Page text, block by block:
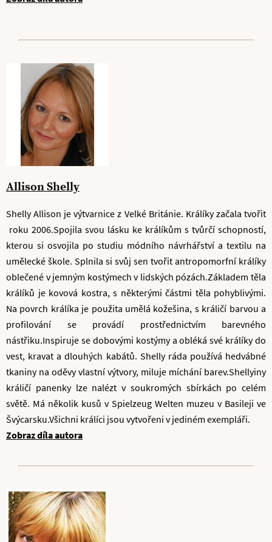
Allison Shelly
Shelly Allison je výtvarnice z Velké Británie. Králíky začala tvořit
roku 2006.Spojila svou lásku ke králíkům s tvůrčí schopností,
kterou si osvojila po studiu módního návrhářství a textilu na
umělecké škole. Splnila si svůj sen tvořit antropomorfní králíky
oblečené v jemným kostýmech v lidských pózách.Základem těla
králíků je kovová kostra, s některými částmi těla pohyblivými .
Na povrch králíka je použita umělá kožešina, s králičí barvou a
profilování se provádí prostřednictvím barevného
nástřiku.Inspiruje se dobovými kostýmy a obléká své králíky do
vest, kravat a dlouhých kabátů. Shelly ráda používá hedvábné
tkaniny na oděvy vlastní výtvory, miluje míchání barev.Shellyiny
králičí panenky lze nalézt v soukromých sbírkách po celém
světě. Má několik kusů v Spielzeug Welten muzeu v Basileji ve
Švýcarsku.Všichni králíci jsou vytvořeni v jediném exempláři.
Zobraz díla autora